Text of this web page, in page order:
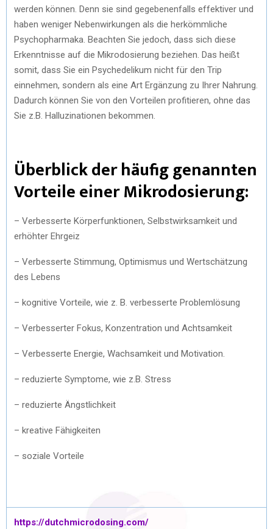
werden können. Denn sie sind gegebenenfalls effektiver und
haben weniger Nebenwirkungen als die herkömmliche
Psychopharmaka. Beachten Sie jedoch, dass sich diese
Erkenntnisse auf die Mikrodosierung beziehen. Das heißt
somit, dass Sie ein Psychedelikum nicht für den Trip
einnehmen, sondern als eine Art Ergänzung zu Ihrer Nahrung.
Dadurch können Sie von den Vorteilen profitieren, ohne das
Sie z.B. Halluzinationen bekommen.
Überblick der häufig genannten
Vorteile einer Mikrodosierung:
– Verbesserte Körperfunktionen, Selbstwirksamkeit und
erhöhter Ehrgeiz
– Verbesserte Stimmung, Optimismus und Wertschätzung
des Lebens
– kognitive Vorteile, wie z. B. verbesserte Problemlösung
– Verbesserter Fokus, Konzentration und Achtsamkeit
– Verbesserte Energie, Wachsamkeit und Motivation.
– reduzierte Symptome, wie z.B. Stress
– reduzierte Ängstlichkeit
– kreative Fähigkeiten
– soziale Vorteile
https://dutchmicrodosing.com/